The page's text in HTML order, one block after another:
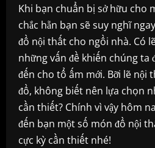
Khi bạn chuẩn bị sở hữu cho
chắc hẵn bạn sẽ suy nghĩ
đồ nội thất cho ngồi nhà. Có
những vấn đề khiến chúng ta
đến cho tổ ấm mới. Bỡi lẽ nội
đồ, không biết nên lựa chọn
cần thiết? Chính vì vậy hôm
đến bạn một số món đồ nội
cực kỳ cần thiết nhé!